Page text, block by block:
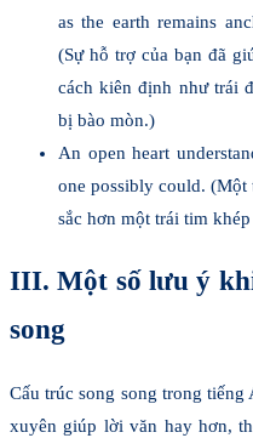
as the earth remains
(Sự hỗ trợ của bạn đã
cách kiên định như trái
bị bào mòn.)
An open heart
one possibly could.
sắc hơn một trái tim
III. Một số lưu ý
song
Cấu trúc song song trong
xuyên giúp lời văn hay hơn,